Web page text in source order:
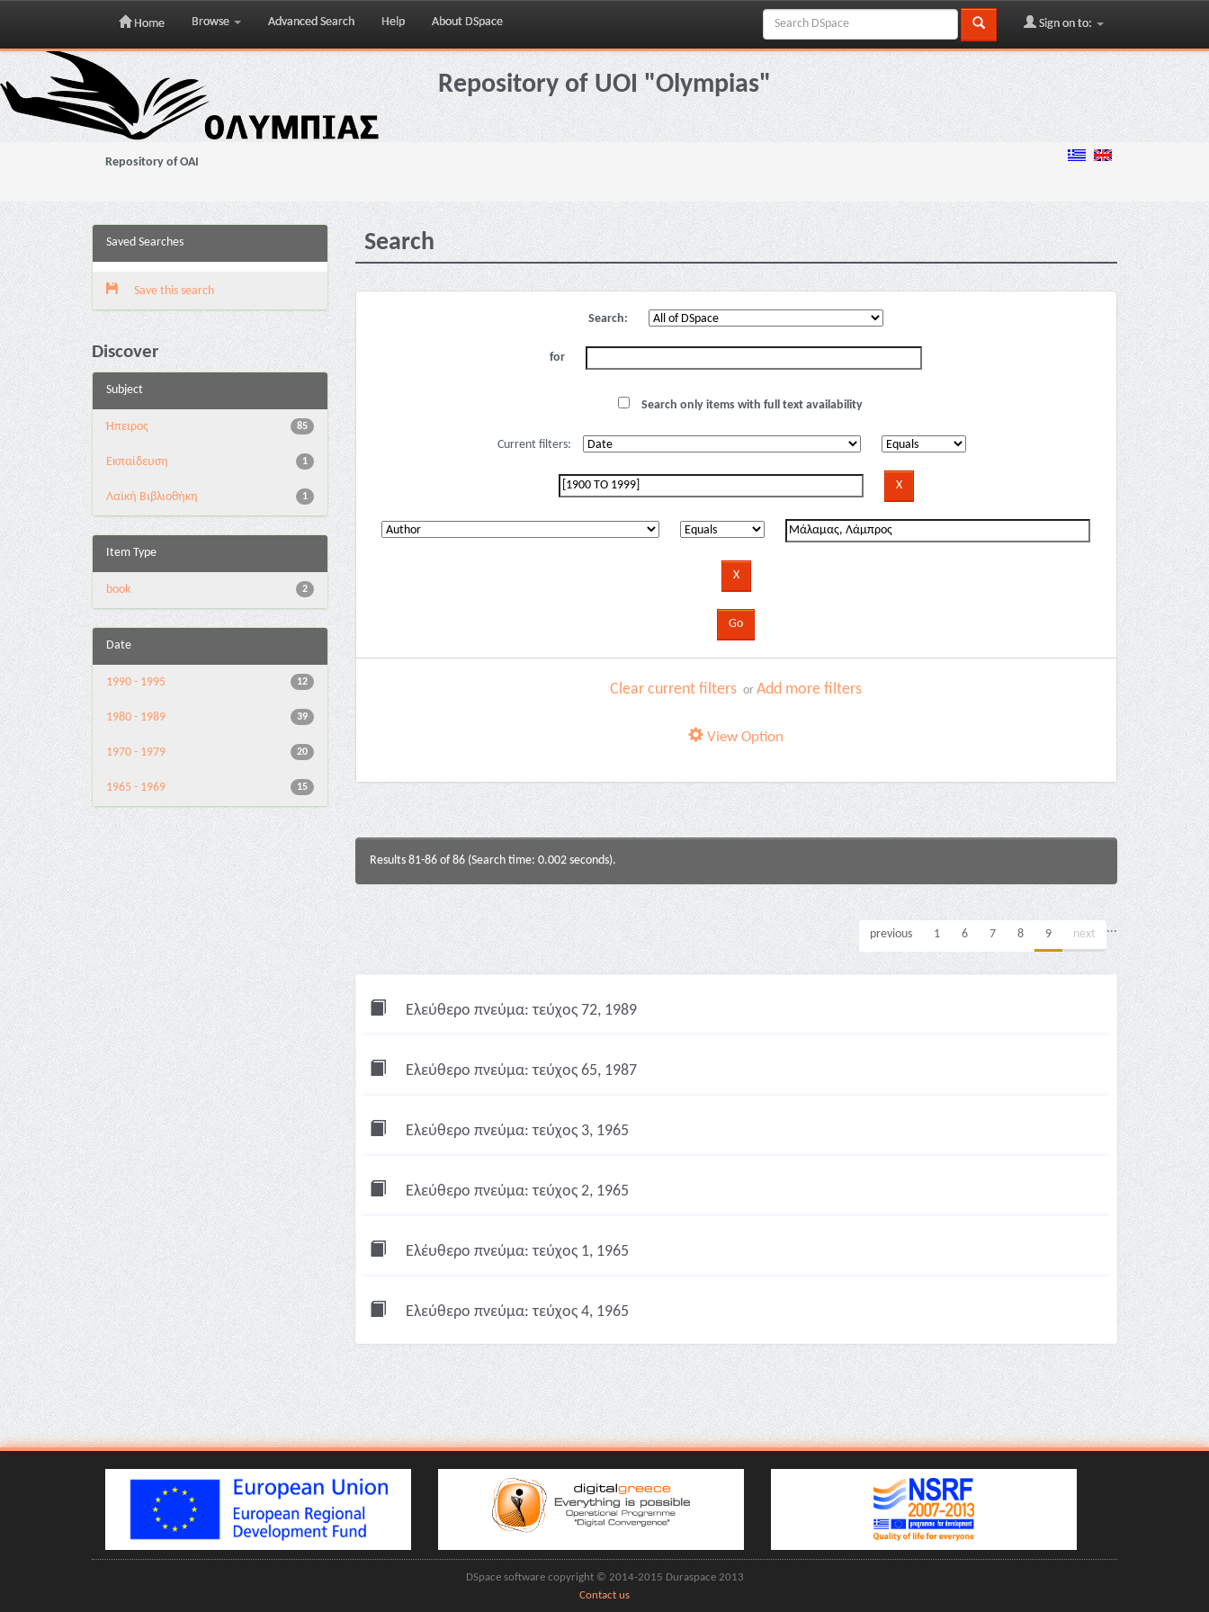
Skip
navigation
Home Browse Advanced Search Help About DSpace Sign on to:
Repository of UOI "Olympias"
Repository of OAI
Saved Searches
Save this search
Discover
Subject
85
Ήπειρος
1
Εκπαίδευση
1
Λαϊκή Βιβλιοθήκη
Item Type
2
book
Date
12
1990 - 1995
39
1980 - 1989
20
1970 - 1979
15
1965 - 1969
Search
Search:
for
Search only items with full text availability
Current filters:
Clear current filters orAdd more filters
View Option
Results 81-86 of 86 (Search time: 0.002 seconds).
previous 1 ...
6 7 8 9 next
Ελεύθερο πνεύμα: τεύχος 72, 1989
Ελεύθερο πνεύμα: τεύχος 65, 1987
Ελεύθερο πνεύμα: τεύχος 3, 1965
Ελεύθερο πνεύμα: τεύχος 2, 1965
Ελέυθερο πνεύμα: τεύχος 1, 1965
Ελεύθερο πνεύμα: τεύχος 4, 1965
DSpace software copyright © 2014-2015 Duraspace 2013
Contact us